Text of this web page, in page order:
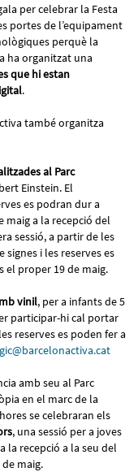
per celebrar la Festa
portes de l’equipament
perquè la
ha organitzat una
que hi estan
.
també organitza
al Parc
Einstein. El
es podran dur a
maig a la recepció del
sessió, a partir de les
signes i les reserves es
el proper 19 de maig.
vinil, per a infants de 5
participar-hi cal portar
reserves es poden fer a
amb seu al Parc
en el marc de la
se celebraran els
, una sessió per a joves
la recepció a la seu del
maig.